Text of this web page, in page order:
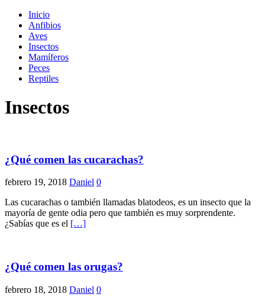
Inicio
Anfibios
Aves
Insectos
Mamíferos
Peces
Reptiles
Insectos
¿Qué comen las cucarachas?
febrero 19, 2018 Daniel 0
Las cucarachas o también llamadas blatodeos, es un insecto que la
mayoría de gente odia pero que también es muy sorprendente.
¿Sabías que es el […]
¿Qué comen las orugas?
febrero 18, 2018 Daniel 0